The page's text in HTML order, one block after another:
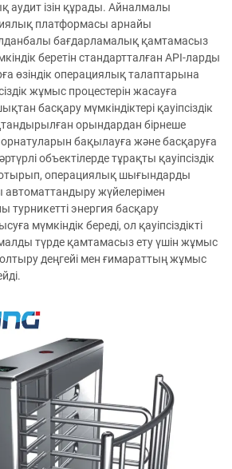
аудит ізін құрады. Айналмалы
платформасы арнайы
бағдарламалық қамтамасыз
беретін стандартталған API-ларды
өзіндік операциялық талаптарына
жұмыс процестерін жасауға
басқару мүмкіндіктері қауіпсіздік
орындардан бірнеше
бақылауға және басқаруға
объектілерде тұрақты қауіпсіздік
операциялық шығындарды
жүйелерімен
турникетті энергия басқару
мүмкіндік береді, ол қауіпсіздікті
түрде қамтамасыз ету үшін жұмыс
деңгейі мен ғимараттың жұмыс